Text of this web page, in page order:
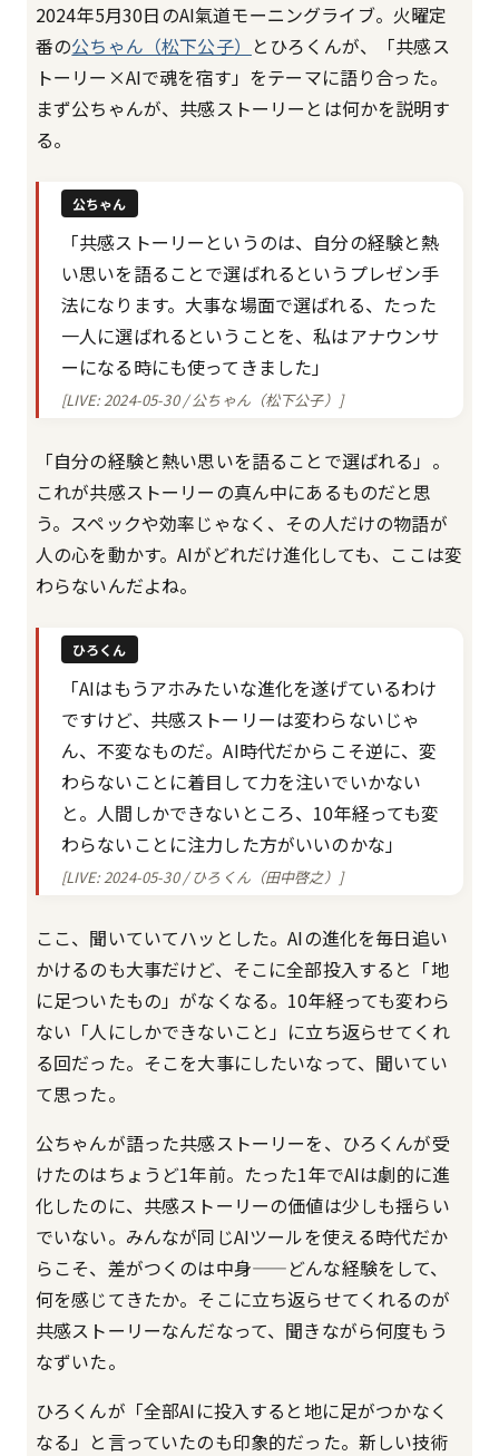
2024年5月30日のAI氣道モーニングライブ。火曜定
番の公ちゃん（松下公子） とひろくんが、「共感ス
トーリー×AIで魂を宿す」をテーマに語り合った。
まず公ちゃんが、共感ストーリーとは何かを説明す
る。
公ちゃん
「共感ストーリーというのは、自分の経験と熱
い思いを語ることで選ばれるというプレゼン手
法になります。大事な場面で選ばれる、たった
一人に選ばれるということを、私はアナウンサ
ーになる時にも使ってきました」
[LIVE: 2024-05-30 / 公ちゃん（松下公子）]
「自分の経験と熱い思いを語ることで選ばれる」。
これが共感ストーリーの真ん中にあるものだと思
う。スペックや効率じゃなく、その人だけの物語が
人の心を動かす。AIがどれだけ進化しても、ここは変
わらないんだよね。
ひろくん
「AIはもうアホみたいな進化を遂げているわけ
ですけど、共感ストーリーは変わらないじゃ
ん、不変なものだ。AI時代だからこそ逆に、変
わらないことに着目して力を注いでいかない
と。人間しかできないところ、10年経っても変
わらないことに注力した方がいいのかな」
[LIVE: 2024-05-30 / ひろくん（田中啓之）]
ここ、聞いていてハッとした。AIの進化を毎日追い
かけるのも大事だけど、そこに全部投入すると「地
に足ついたもの」がなくなる。10年経っても変わら
ない「人にしかできないこと」に立ち返らせてくれ
る回だった。そこを大事にしたいなって、聞いてい
て思った。
公ちゃんが語った共感ストーリーを、ひろくんが受
けたのはちょうど1年前。たった1年でAIは劇的に進
化したのに、共感ストーリーの価値は少しも揺らい
でいない。みんなが同じAIツールを使える時代だか
らこそ、差がつくのは中身——どんな経験をして、
何を感じてきたか。そこに立ち返らせてくれるのが
共感ストーリーなんだなって、聞きながら何度もう
なずいた。
ひろくんが「全部AIに投入すると地に足がつかなく
なる」と言っていたのも印象的だった。新しい技術